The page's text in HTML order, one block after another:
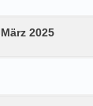
2025